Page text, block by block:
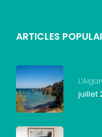
ARTICLES
juillet